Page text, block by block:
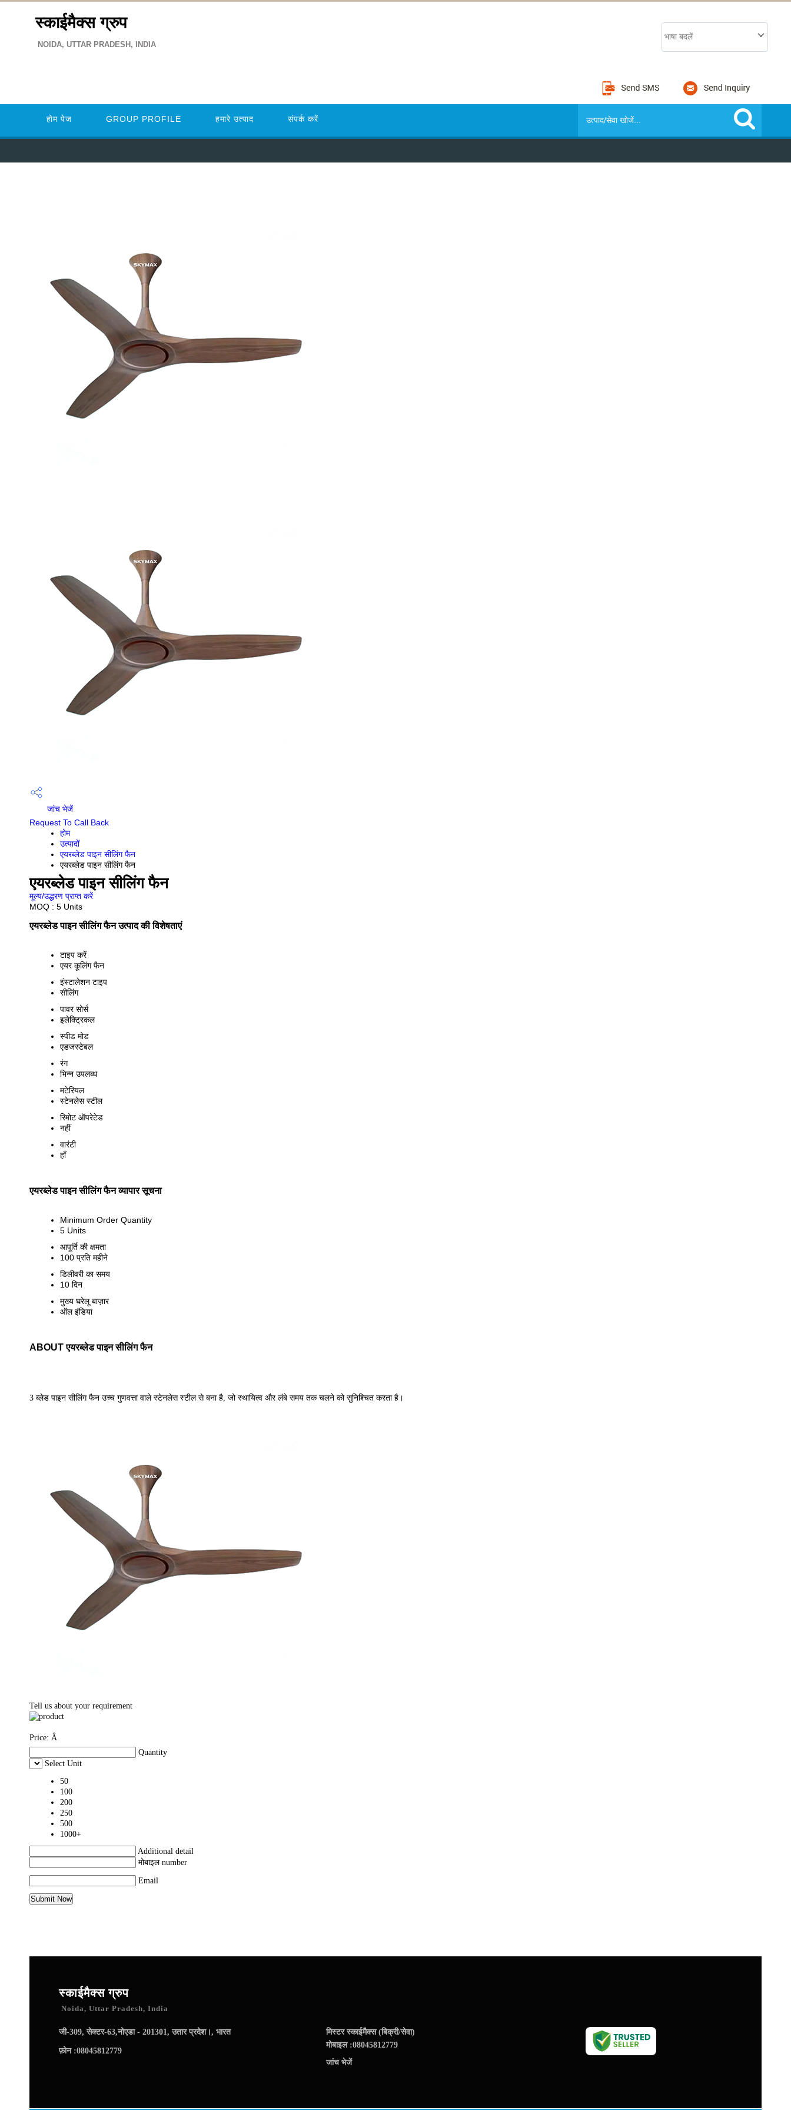
स्काईमैक्स ग्रुप
NOIDA, UTTAR PRADESH, INDIA
भाषा बदलें
होम पेज GROUP PROFILE हमारे उत्पाद संपर्क करें
जांच भेजें
Request To Call Back
होम
उत्पादों
एयरब्लेड पाइन सीलिंग फैन
एयरब्लेड पाइन सीलिंग फैन
एयरब्लेड पाइन सीलिंग फैन
मूल्य/उद्धरण प्राप्त करें
MOQ : 5 Units
एयरब्लेड पाइन सीलिंग फैन उत्पाद की विशेषताएं
टाइप करें
एयर कूलिंग फैन
इंस्टालेशन टाइप
सीलिंग
पावर सोर्स
इलेक्ट्रिकल
स्पीड मोड
एडजस्टेबल
रंग
भिन्न उपलब्ध
मटेरियल
स्टेनलेस स्टील
रिमोट ऑपरेटेड
नहीं
वारंटी
हाँ
एयरब्लेड पाइन सीलिंग फैन व्यापार सूचना
Minimum Order Quantity
5 Units
आपूर्ति की क्षमता
100 प्रति महीने
डिलीवरी का समय
10 दिन
मुख्य घरेलू बाज़ार
ऑल इंडिया
ABOUT एयरब्लेड पाइन सीलिंग फैन
3 ब्लेड पाइन सीलिंग फैन उच्च गुणवत्ता वाले स्टेनलेस स्टील से बना है, जो स्थायित्व और लंबे समय तक चलने को सुनिश्चित करता है।
Tell us about your requirement
Price: Â
Quantity
Select Unit
50
100
200
250
500
1000+
Additional detail
मोबाइल number
Email
स्काईमैक्स ग्रुप
Noida, Uttar Pradesh, India
जी-309, सेक्टर-63,नोएडा - 201301, उतार प्रदेश।, भारत
फ़ोन :08045812779
मिस्टर स्काईमैक्स (बिक्री/सेवा)
मोबाइल :08045812779
जांच भेजें